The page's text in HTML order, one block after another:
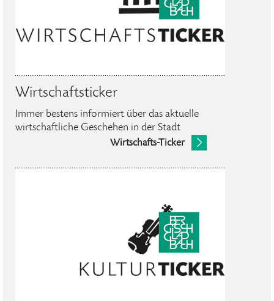
Wirtschaftsticker
Immer bestens informiert über das aktuelle
wirtschaftliche Geschehen in der Stadt
Wirtschafts-Ticker